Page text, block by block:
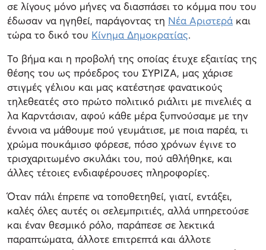
σε λίγους μόνο μήνες να διασπάσει το κόμμα που του
έδωσαν να ηγηθεί, παράγοντας τη Νέα Αριστερά και
τώρα το δικό του Κίνημα Δημοκρατίας.
Το βήμα και η προβολή της οποίας έτυχε εξαιτίας της
θέσης του ως πρόεδρος του ΣΥΡΙΖΑ, μας χάρισε
στιγμές γέλιου και μας κατέστησε φανατικούς
τηλεθεατές στο πρώτο πολιτικό ριάλιτι με πινελιές α
λα Καρντάσιαν, αφού κάθε μέρα ξυπνούσαμε με την
έννοια να μάθουμε πού γευμάτισε, με ποια παρέα, τι
χρώμα πουκάμισο φόρεσε, πόσο χρόνων έγινε το
τρισχαριτωμένο σκυλάκι του, πού αθλήθηκε, και
άλλες τέτοιες ενδιαφέρουσες πληροφορίες.
Όταν πάλι έπρεπε να τοποθετηθεί, γιατί, εντάξει,
καλές όλες αυτές οι σελεμπριτιές, αλλά υπηρετούσε
και έναν θεσμικό ρόλο, παράπεσε σε λεκτικά
παραπτώματα, άλλοτε επιτρεπτά και άλλοτε